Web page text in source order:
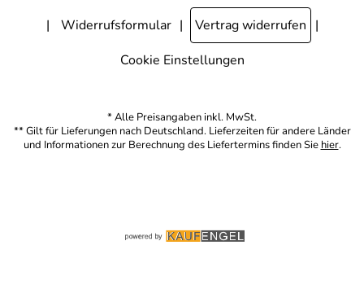
Widerrufsformular
Vertrag widerrufen
Cookie Einstellungen
* Alle Preisangaben inkl. MwSt.
** Gilt für Lieferungen nach Deutschland. Lieferzeiten für andere Länder
und Informationen zur Berechnung des Liefertermins finden Sie hier.